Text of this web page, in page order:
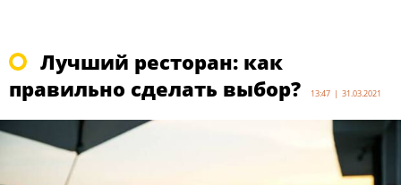
Лучший ресторан: как
правильно сделать выбор?
13:47 | 31.03.2021